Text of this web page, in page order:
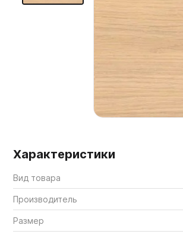
Мебельные образцы, каталоги
Характеристики
Вид товара
Производитель
Размер